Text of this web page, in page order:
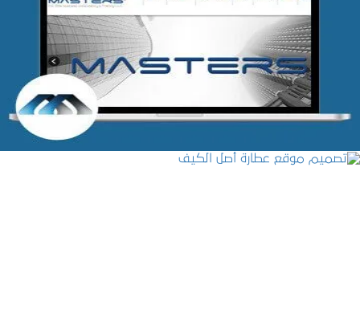
شركة MASTERS للتدريب
التفاصيل